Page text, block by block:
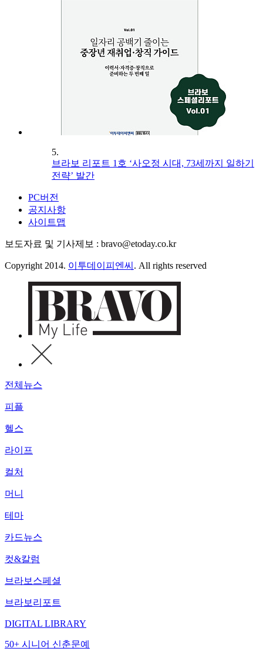
5.
브라보 리포트 1호 ‘사오정 시대, 73세까지 일하기
전략’ 발간
PC버전
공지사항
사이트맵
보도자료 및 기사제보 : bravo@etoday.co.kr
Copyright 2014. 이투데이피엔씨 . All rights reserved
전체뉴스
피플
헬스
라이프
컬처
머니
테마
카드뉴스
컷&칼럼
브라보스페셜
브라보리포트
DIGITAL LIBRARY
50+ 시니어 신춘문예